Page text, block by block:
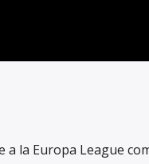
a la Europa League